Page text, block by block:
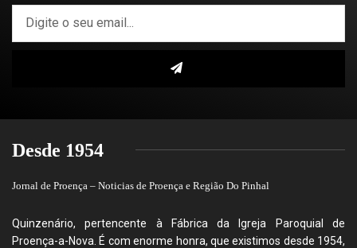
Desde 1954
Jornal de Proença – Noticias de Proença e Região Do Pinhal
Quinzenário, pertencente à Fábrica da Igreja Paroquial de
Proença-a-Nova. É com enorme honra, que existimos desde 1954,